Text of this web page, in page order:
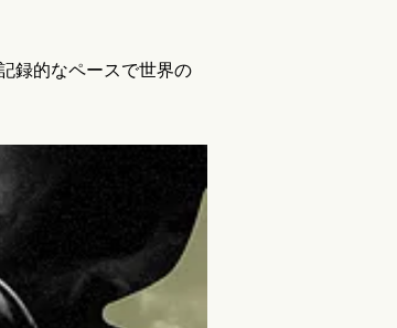
録的なペースで世界の